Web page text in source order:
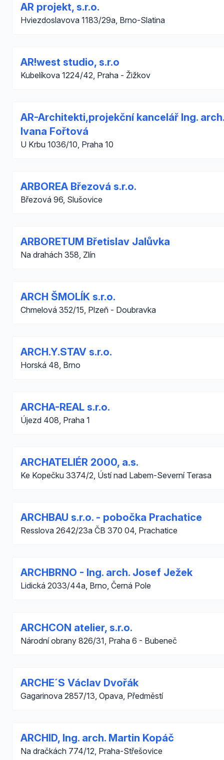
AR projekt, s.r.o.
Hviezdoslavova 1183/29a, Brno-Slatina
AR!west studio, s.r.o
Kubelíkova 1224/42, Praha - Žižkov
AR-Architekti,projekční kancelář Ing. arch.
Ivana Fořtová
U Krbu 1036/10, Praha 10
ARBOREA Březová s.r.o.
Březová 96, Slušovice
ARBORETUM Břetislav Jalůvka
Na drahách 358, Zlín
ARCH ŠMOLÍK s.r.o.
Chmelová 352/15, Plzeň - Doubravka
ARCH.Y.STAV s.r.o.
Horská 48, Brno
ARCHA-REAL s.r.o.
Újezd 408, Praha 1
ARCHATELIÉR 2000, a.s.
Ke Kopečku 3374/2, Ústí nad Labem-Severní Terasa
ARCHBAU s.r.o. - pobočka Prachatice
Resslova 2642/23a ČB 370 04, Prachatice
ARCHBRNO - Ing. arch. Josef Ježek
Lidická 2033/44a, Brno, Černá Pole
ARCHCON atelier, s.r.o.
Národní obrany 826/31, Praha 6 - Bubeneč
ARCHE´S Václav Dvořák
Gagarinova 2857/13, Opava, Předměstí
ARCHID, Ing. arch. Martin Kopáč
Na dračkách 774/12, Praha-Střešovice